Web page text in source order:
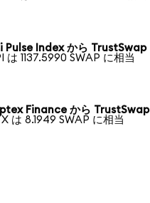
Pulse Index から TrustSwap
は 1137.5990 SWAP に相当
Finance から TrustSwap
は 8.1949 SWAP に相当